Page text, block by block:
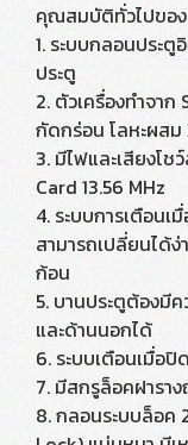
คุณสมบัติทั่วไปของ
1. ระบบกลอนประ
ประตู
2. ตัวเครื่องทำจา
กัดกร่อน โลหะผส
3. มีไฟและเสียงโช
Card 13.56 MHz
4. ระบบการเตือนเ
สามารถเปลี่ยนได้
ก้อน
5. บานประตูต้องมี
และด้านนอกได้
6. ระบบเตือนเมื่
7. มีสกรูล็อคฝารา
8. กลอนระบบล็อค